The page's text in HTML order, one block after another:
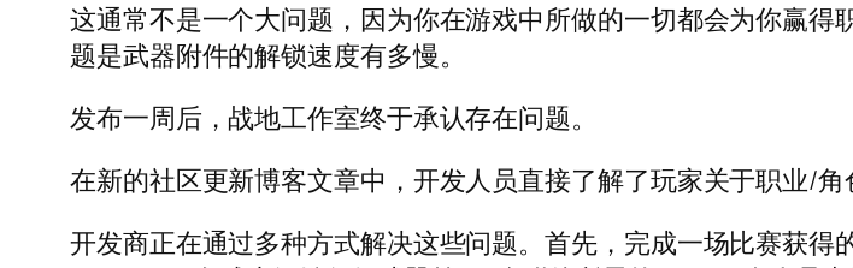
这通常不是一个大问题，因为你在游戏中所做的一切都会为你赢
题是武器附件的解锁速度有多慢。
发布一周后，战地工作室终于承认存在问题。
在新的社区更新博客文章中，开发人员直接了解了玩家关于职业/
开发商正在通过多种方式解决这些问题。首先，完成一场比赛获得